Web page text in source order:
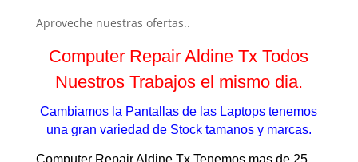
Aproveche nuestras ofertas..
Computer Repair Aldine Tx Todos
Nuestros Trabajos el mismo dia.
Cambiamos la Pantallas de las Laptops tenemos
una gran variedad de Stock tamanos y marcas.